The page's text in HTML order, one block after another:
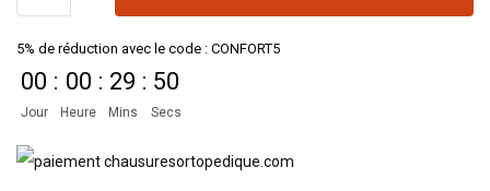
5% de réduction avec le code : CONFORT5
00
Jour
: 00
Heure
: 29
Mins
: 50
Secs